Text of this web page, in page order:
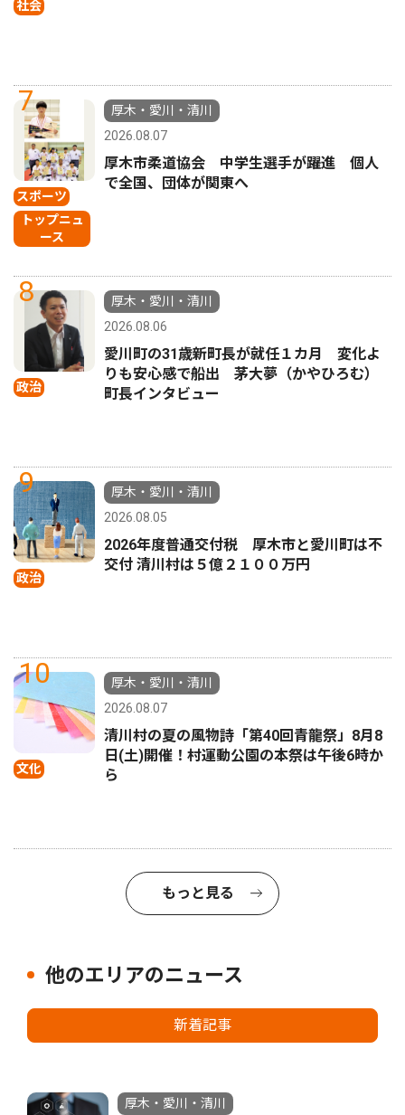
社会
7
スポーツ
トップニュ
ース
厚木・愛川・清川
2026.08.07
厚木市柔道協会 中学生選手が躍進 個人
で全国、団体が関東へ
8
政治
厚木・愛川・清川
2026.08.06
愛川町の31歳新町長が就任１カ月 変化よ
りも安心感で船出 茅大夢（かやひろむ）
町長インタビュー
9
政治
厚木・愛川・清川
2026.08.05
2026年度普通交付税 厚木市と愛川町は不
交付 清川村は５億２１００万円
10
文化
厚木・愛川・清川
2026.08.07
清川村の夏の風物詩「第40回青龍祭」8月8
日(土)開催！村運動公園の本祭は午後6時か
ら
もっと見る
他のエリアのニュース
新着記事
厚木・愛川・清川